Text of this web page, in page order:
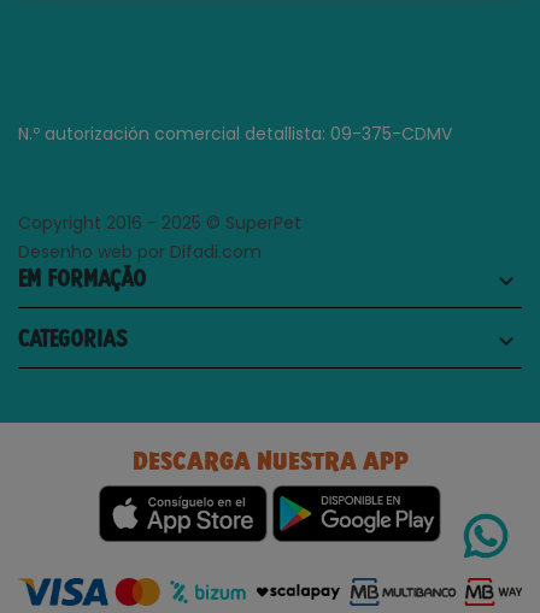
N.º autorización comercial detallista: 09-375-CDMV
Copyright 2016 - 2025 © SuperPet
Desenho web por Difadi.com
EM FORMAÇÃO keyboard_arrow_down
CATEGORIAS keyboard_arrow_down
DESCARGA NUESTRA APP